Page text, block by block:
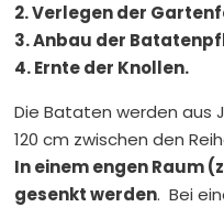
2. Verlegen der
3. Anbau der
4. Ernte der Knollen.
Die Bataten werden aus
120 cm zwischen den
In einem engen Raum
gesenkt werden. Bei